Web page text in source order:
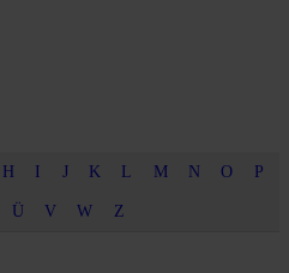
H I J K L M N O P
Ü V W Z